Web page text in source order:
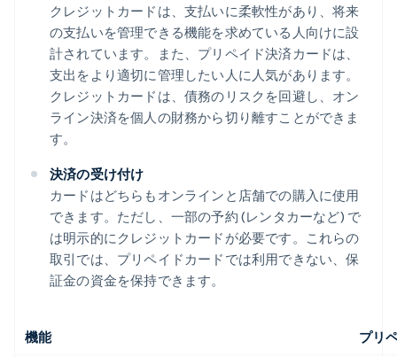
クレジットカードは、支払いに柔軟性があり、将来
の支払いを管理できる機能を求めている人向けに設
計されています。また、プリペイド決済カードは、
支出をより適切に管理したい人に人気があります。
クレジットカードは、債務のリスクを回避し、オン
ライン決済を個人の財務から切り離すことができま
す。
決済の受け付け
カードはどちらもオンラインと店舗での購入に使用
できます。ただし、一部の予約 (レンタカーなど) で
は明示的にクレジットカードが必要です。これらの
取引では、プリペイドカードでは利用できない、保
証金の資金を保持できます。
機能 プリ